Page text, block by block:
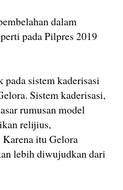
dalam
pada Pilpres 2019
sistem kaderisasi
Sistem kaderisasi,
rumusan model
relijius,
Karena itu Gelora
lebih diwujudkan dari